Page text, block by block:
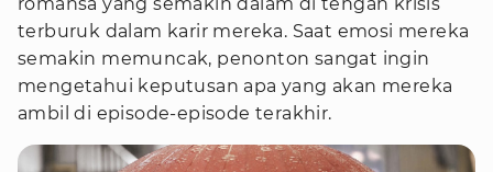
terburuk dalam karir mereka. Saat emosi mereka
semakin memuncak, penonton sangat ingin
mengetahui keputusan apa yang akan mereka
ambil di episode-episode terakhir.